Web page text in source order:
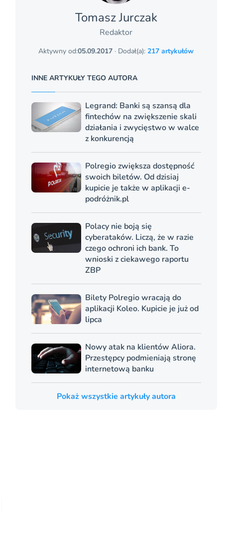
Tomasz Jurczak
Redaktor
Aktywny od:05.09.2017 · Dodał(a):217 artykułów
INNE ARTYKUŁY TEGO AUTORA
Legrand: Banki są szansą dla
fintechów na zwiększenie skali
działania i zwycięstwo w walce
z konkurencją
Polregio zwiększa dostępność
swoich biletów. Od dzisiaj
kupicie je także w aplikacji e-
podróżnik.pl
Polacy nie boją się
cyberataków. Liczą, że w razie
czego ochroni ich bank. To
wnioski z ciekawego raportu
ZBP
Bilety Polregio wracają do
aplikacji Koleo. Kupicie je już od
lipca
Nowy atak na klientów Aliora.
Przestępcy podmieniają stronę
internetową banku
Pokaż wszystkie artykuły autora